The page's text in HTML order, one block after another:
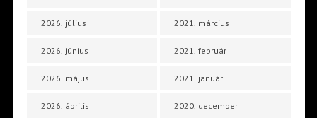
2026. július
2026. június
2026. május
2026. április
2021. március
2021. február
2021. január
2020. december